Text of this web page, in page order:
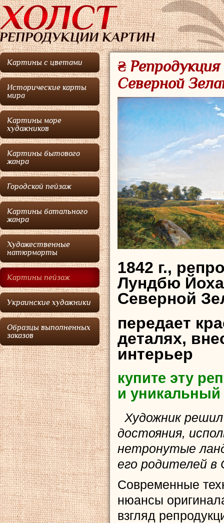
Картины с цветами
Исторические карты
мира
Картины море
художников
Картины бытового
жанра
Городской пейзаж
Картины батального
жанра
Художественные
натюрморты
Картины пейзаж
Украинские художники
Образцы выполненных
заказов
₴
Северной
1842 г.,
Лундбю
Северной
передает
деталях,
интерьер
купите эту
и
Художник
достояния,
нетронутые
его родителей в
Современные
нюансы
взгляд